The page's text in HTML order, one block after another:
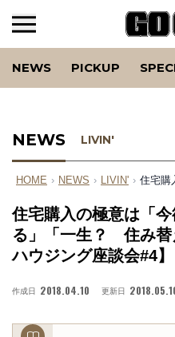
NEWS PICKUP
NEWS LIVIN'
HOME › NEWS › LIVIN' › 住宅購
住宅購入の極意は「
る」「一生？ 住み替
ハウジング座談会#4】
作成日 2018.04.10 更新日